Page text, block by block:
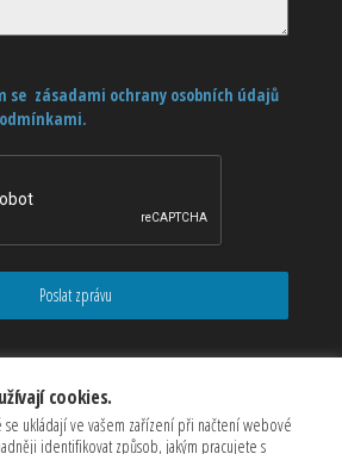
se zásadami ochrany osobních údajů
Poslat zprávu
cookies.
ukládají ve vašem zařízení při načtení webové
identifikovat způsob, jakým pracujete s